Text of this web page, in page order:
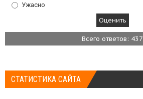
Ужасно
Всего ответов: 437
СТАТИСТИКА САЙТА